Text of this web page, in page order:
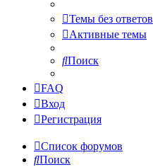
Темы без ответов
Активные темы
Поиск
FAQ
Вход
Регистрация
Список форумов
Поиск